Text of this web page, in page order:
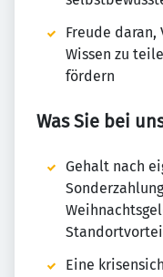
Freude daran,
Wissen zu
fördern
Was Sie bei
Gehalt nach
Eine